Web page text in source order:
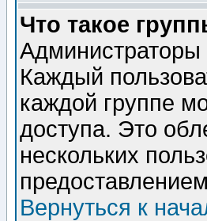
Что такое
Администраторы
Каждый
каждой группе
доступа. Это
нескольких
Вернуться к